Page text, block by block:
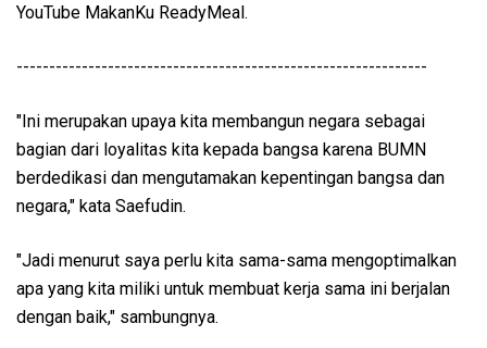
YouTube MakanKu ReadyMeal.
---------------------------------------------------------------
"Ini merupakan upaya kita membangun negara sebagai
bagian dari loyalitas kita kepada bangsa karena BUMN
berdedikasi dan mengutamakan kepentingan bangsa dan
negara," kata Saefudin.
"Jadi menurut saya perlu kita sama-sama mengoptimalkan
apa yang kita miliki untuk membuat kerja sama ini berjalan
dengan baik," sambungnya.